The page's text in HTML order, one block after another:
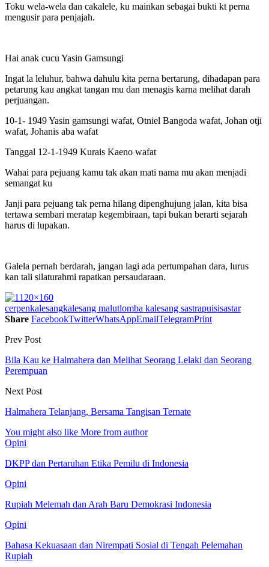
Toku wela-wela dan cakalele, ku mainkan sebagai bukti kt perna
mengusir para penjajah.
Hai anak cucu Yasin Gamsungi
Ingat la leluhur, bahwa dahulu kita perna bertarung, dihadapan para
petarung kau angkat tangan mu dan menagis karna melihat darah
perjuangan.
10-1- 1949 Yasin gamsungi wafat, Otniel Bangoda wafat, Johan otji
wafat, Johanis aba wafat
Tanggal 12-1-1949 Kurais Kaeno wafat
Wahai para pejuang kamu tak akan mati nama mu akan menjadi
semangat ku
Janji para pejuang tak perna hilang dipenghujung jalan, kita bisa
tertawa sembari meratap kegembiraan, tapi bukan berarti sejarah
harus di lupakan.
Galela pernah berdarah, jangan lagi ada pertumpahan dara, lurus
kan tali silaturahmi rapatkan persaudaraan.
cerpenkalesangkalesang malutlomba kalesang sastrapuisisastar
Share FacebookTwitterWhatsAppEmailTelegramPrint
Prev Post
Bila Kau ke Halmahera dan Melihat Seorang Lelaki dan Seorang
Perempuan
Next Post
Halmahera Telanjang, Bersama Tangisan Ternate
You might also like More from author
Opini
DKPP dan Pertaruhan Etika Pemilu di Indonesia
Opini
Rupiah Melemah dan Arah Baru Demokrasi Indonesia
Opini
Bahasa Kekuasaan dan Nirempati Sosial di Tengah Pelemahan
Rupiah